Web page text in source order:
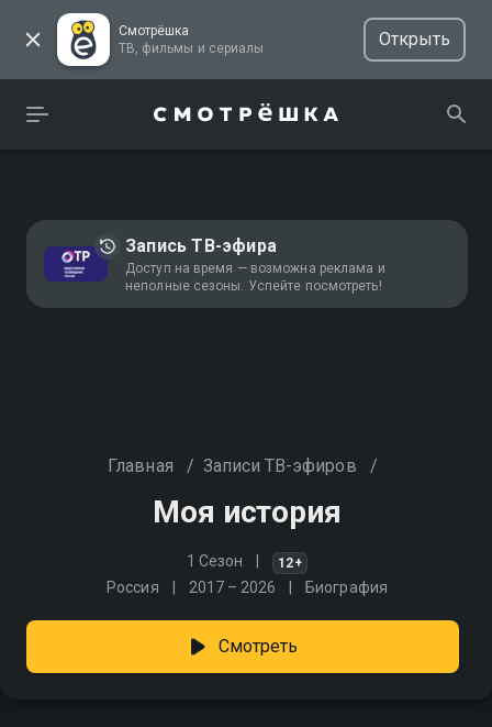
Смотрёшка
ТВ, фильмы и сериалы
Открыть
Запись ТВ-эфира
Доступ на время — возможна реклама и
неполные сезоны. Успейте посмотреть!
Главная / Записи ТВ-эфиров /
Моя история
1 Сезон 12+
Россия 2017 – 2026 Биография
Смотреть